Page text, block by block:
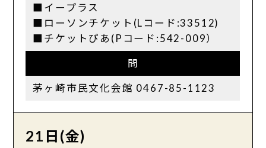
■イープラス
■ローソンチケット(Lコード:33512)
■チケットぴあ(Pコード:542-009）
問
茅ヶ崎市民文化会館 0467-85-1123
21日(金)